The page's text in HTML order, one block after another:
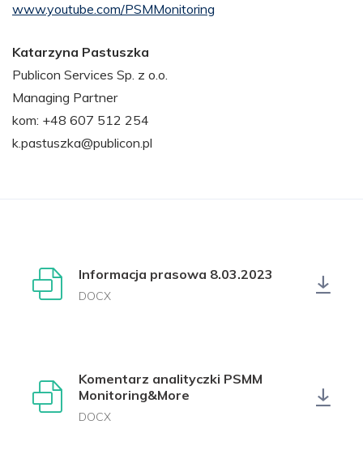
www.youtube.com/PSMMonitoring
Katarzyna Pastuszka
Publicon Services Sp. z o.o.
Managing Partner
kom: +48 607 512 254
k.pastuszka@publicon.pl
Informacja prasowa 8.03.2023
DOCX
Komentarz analityczki PSMM
Monitoring&More
DOCX